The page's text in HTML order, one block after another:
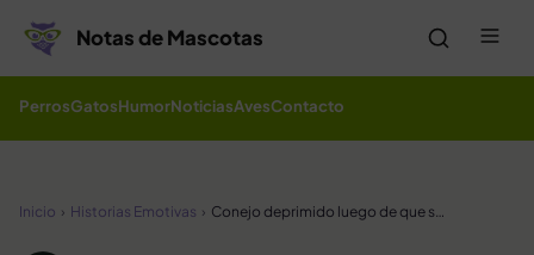
Notas de Mascotas
PerrosGatosHumorNoticiasAvesContacto
Inicio Historias Emotivas Conejo deprimido luego de que su familia lo devolvió al refugio